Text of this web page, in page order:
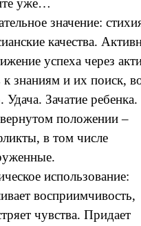
уже…
значение:
качества.
успеха через
к знаниям и их поиск,
Удача. Зачатие
положении –
в том числе
использование:
восприимчивость,
чувства. Придает